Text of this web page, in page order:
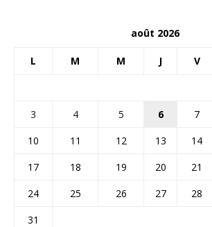
août 2026
L M M J V
3
4 5 6 7
10
11 12 13 14
17
18 19 20 21
24
25 26 27 28
31